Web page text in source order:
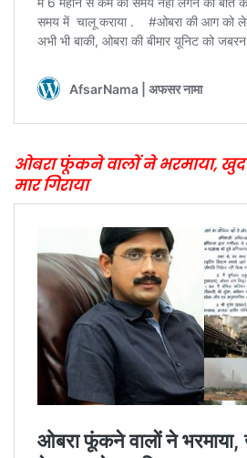
ओबरा फूंकने वालों ने भरमाया,
मार गिराया